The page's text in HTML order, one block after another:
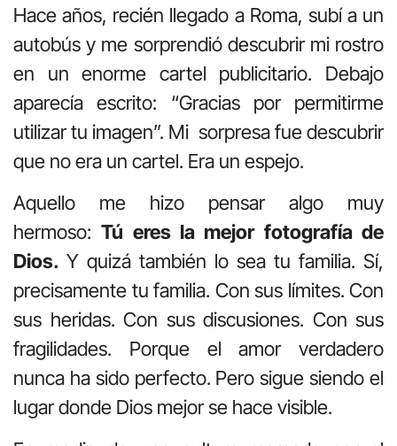
Hace años, recién llegado a Roma, subí a un
autobús y me sorprendió descubrir mi rostro
en un enorme cartel publicitario. Debajo
aparecía escrito: “Gracias por permitirme
utilizar tu imagen”. Mi sorpresa fue descubrir
que no era un cartel. Era un espejo.
Aquello me hizo pensar algo muy
hermoso:Tú eres la mejor fotografía de
Dios. Y quizá también lo sea tu familia. Sí,
precisamente tu familia. Con sus límites. Con
sus heridas. Con sus discusiones. Con sus
fragilidades. Porque el amor verdadero
nunca ha sido perfecto. Pero sigue siendo el
lugar donde Dios mejor se hace visible.